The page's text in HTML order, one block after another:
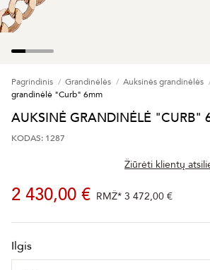
Pagrindinis Grandinėlės Auksinės grandinėlės
grandinėlė "Curb" 6mm
AUKSINĖ GRANDINĖLĖ "CURB"
KODAS: 1287
Žiūrėti klientų
2 430,00 € RMŽ* 3 472,00 €
Ilgis